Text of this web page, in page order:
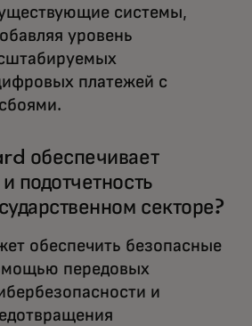
системы,
уровень
платежей с
обеспечивает
подотчетность
секторе?
обеспечить безопасные
передовых
и